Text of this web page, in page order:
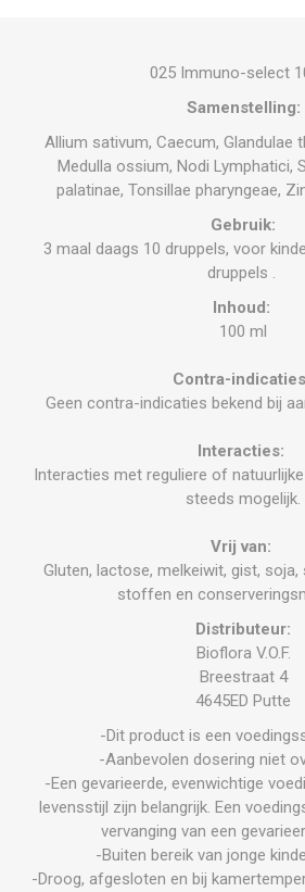
025 Immuno-select
Samenstelling:
Allium sativum, Caecum, Glandulae
Medulla ossium, Nodi Lymphatici,
palatinae, Tonsillae pharyngeae,
Gebruik:
3 maal daags 10 druppels, voor
druppels .
Inhoud:
100 ml
Contra-
Geen contra-indicaties bekend bij
Interacties:
Interacties met reguliere of
steeds mogelijk.
Vrij van:
Gluten, lactose, melkeiwit, gist, soja,
stoffen en
Distributeur:
Bioflora V.O.F.
Breestraat 4
4645ED Putte
-Dit product is een
-Aanbevolen dosering niet
-Een gevarieerde, evenwichtige
levensstijl zijn belangrijk. Een
vervanging van een
-Buiten bereik van jonge
-Droog, afgesloten en bij